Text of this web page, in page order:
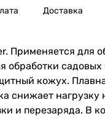
Доставка
Применяется для
кожух.
снижает
и перезаряда. В